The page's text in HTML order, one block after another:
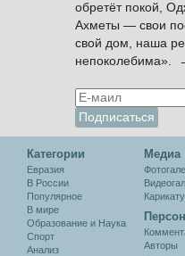
обретёт покой,
Ахметы — свои
свой дом, наша
непоколебима».
Категории
Евразия
В России
Популярное
В мире
Образование и Наука
Спорт
Анализ
Медиа
Авторы